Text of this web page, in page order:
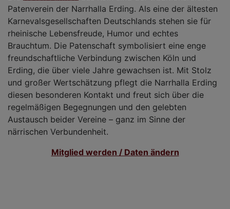
Patenverein der Narrhalla Erding. Als eine der ältesten
Karnevalsgesellschaften Deutschlands stehen sie für
rheinische Lebensfreude, Humor und echtes
Brauchtum. Die Patenschaft symbolisiert eine enge
freundschaftliche Verbindung zwischen Köln und
Erding, die über viele Jahre gewachsen ist. Mit Stolz
und großer Wertschätzung pflegt die Narrhalla Erding
diesen besonderen Kontakt und freut sich über die
regelmäßigen Begegnungen und den gelebten
Austausch beider Vereine – ganz im Sinne der
närrischen Verbundenheit.
Mitglied werden / Daten ändern